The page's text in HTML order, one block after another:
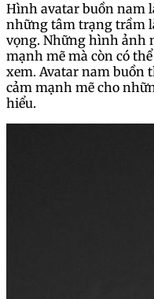
Hình avatar buồn nam
những tâm trạng trầm
vọng. Những hình ảnh
mạnh mẽ mà còn có
xem. Avatar nam buồn
cảm mạnh mẽ cho
hiểu.